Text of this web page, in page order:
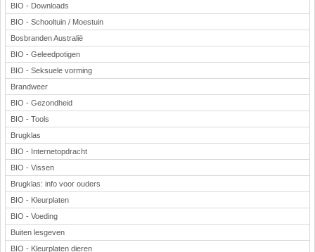
BIO - Downloads
BIO - Schooltuin / Moestuin
Bosbranden Australië
BIO - Geleedpotigen
BIO - Seksuele vorming
Brandweer
BIO - Gezondheid
BIO - Tools
Brugklas
BIO - Internetopdracht
BIO - Vissen
Brugklas: info voor ouders
BIO - Kleurplaten
BIO - Voeding
Buiten lesgeven
BIO - Kleurplaten dieren